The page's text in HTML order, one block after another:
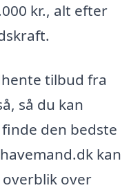
kr., alt efter
tilbud fra
så du kan
den bedste
kan
over